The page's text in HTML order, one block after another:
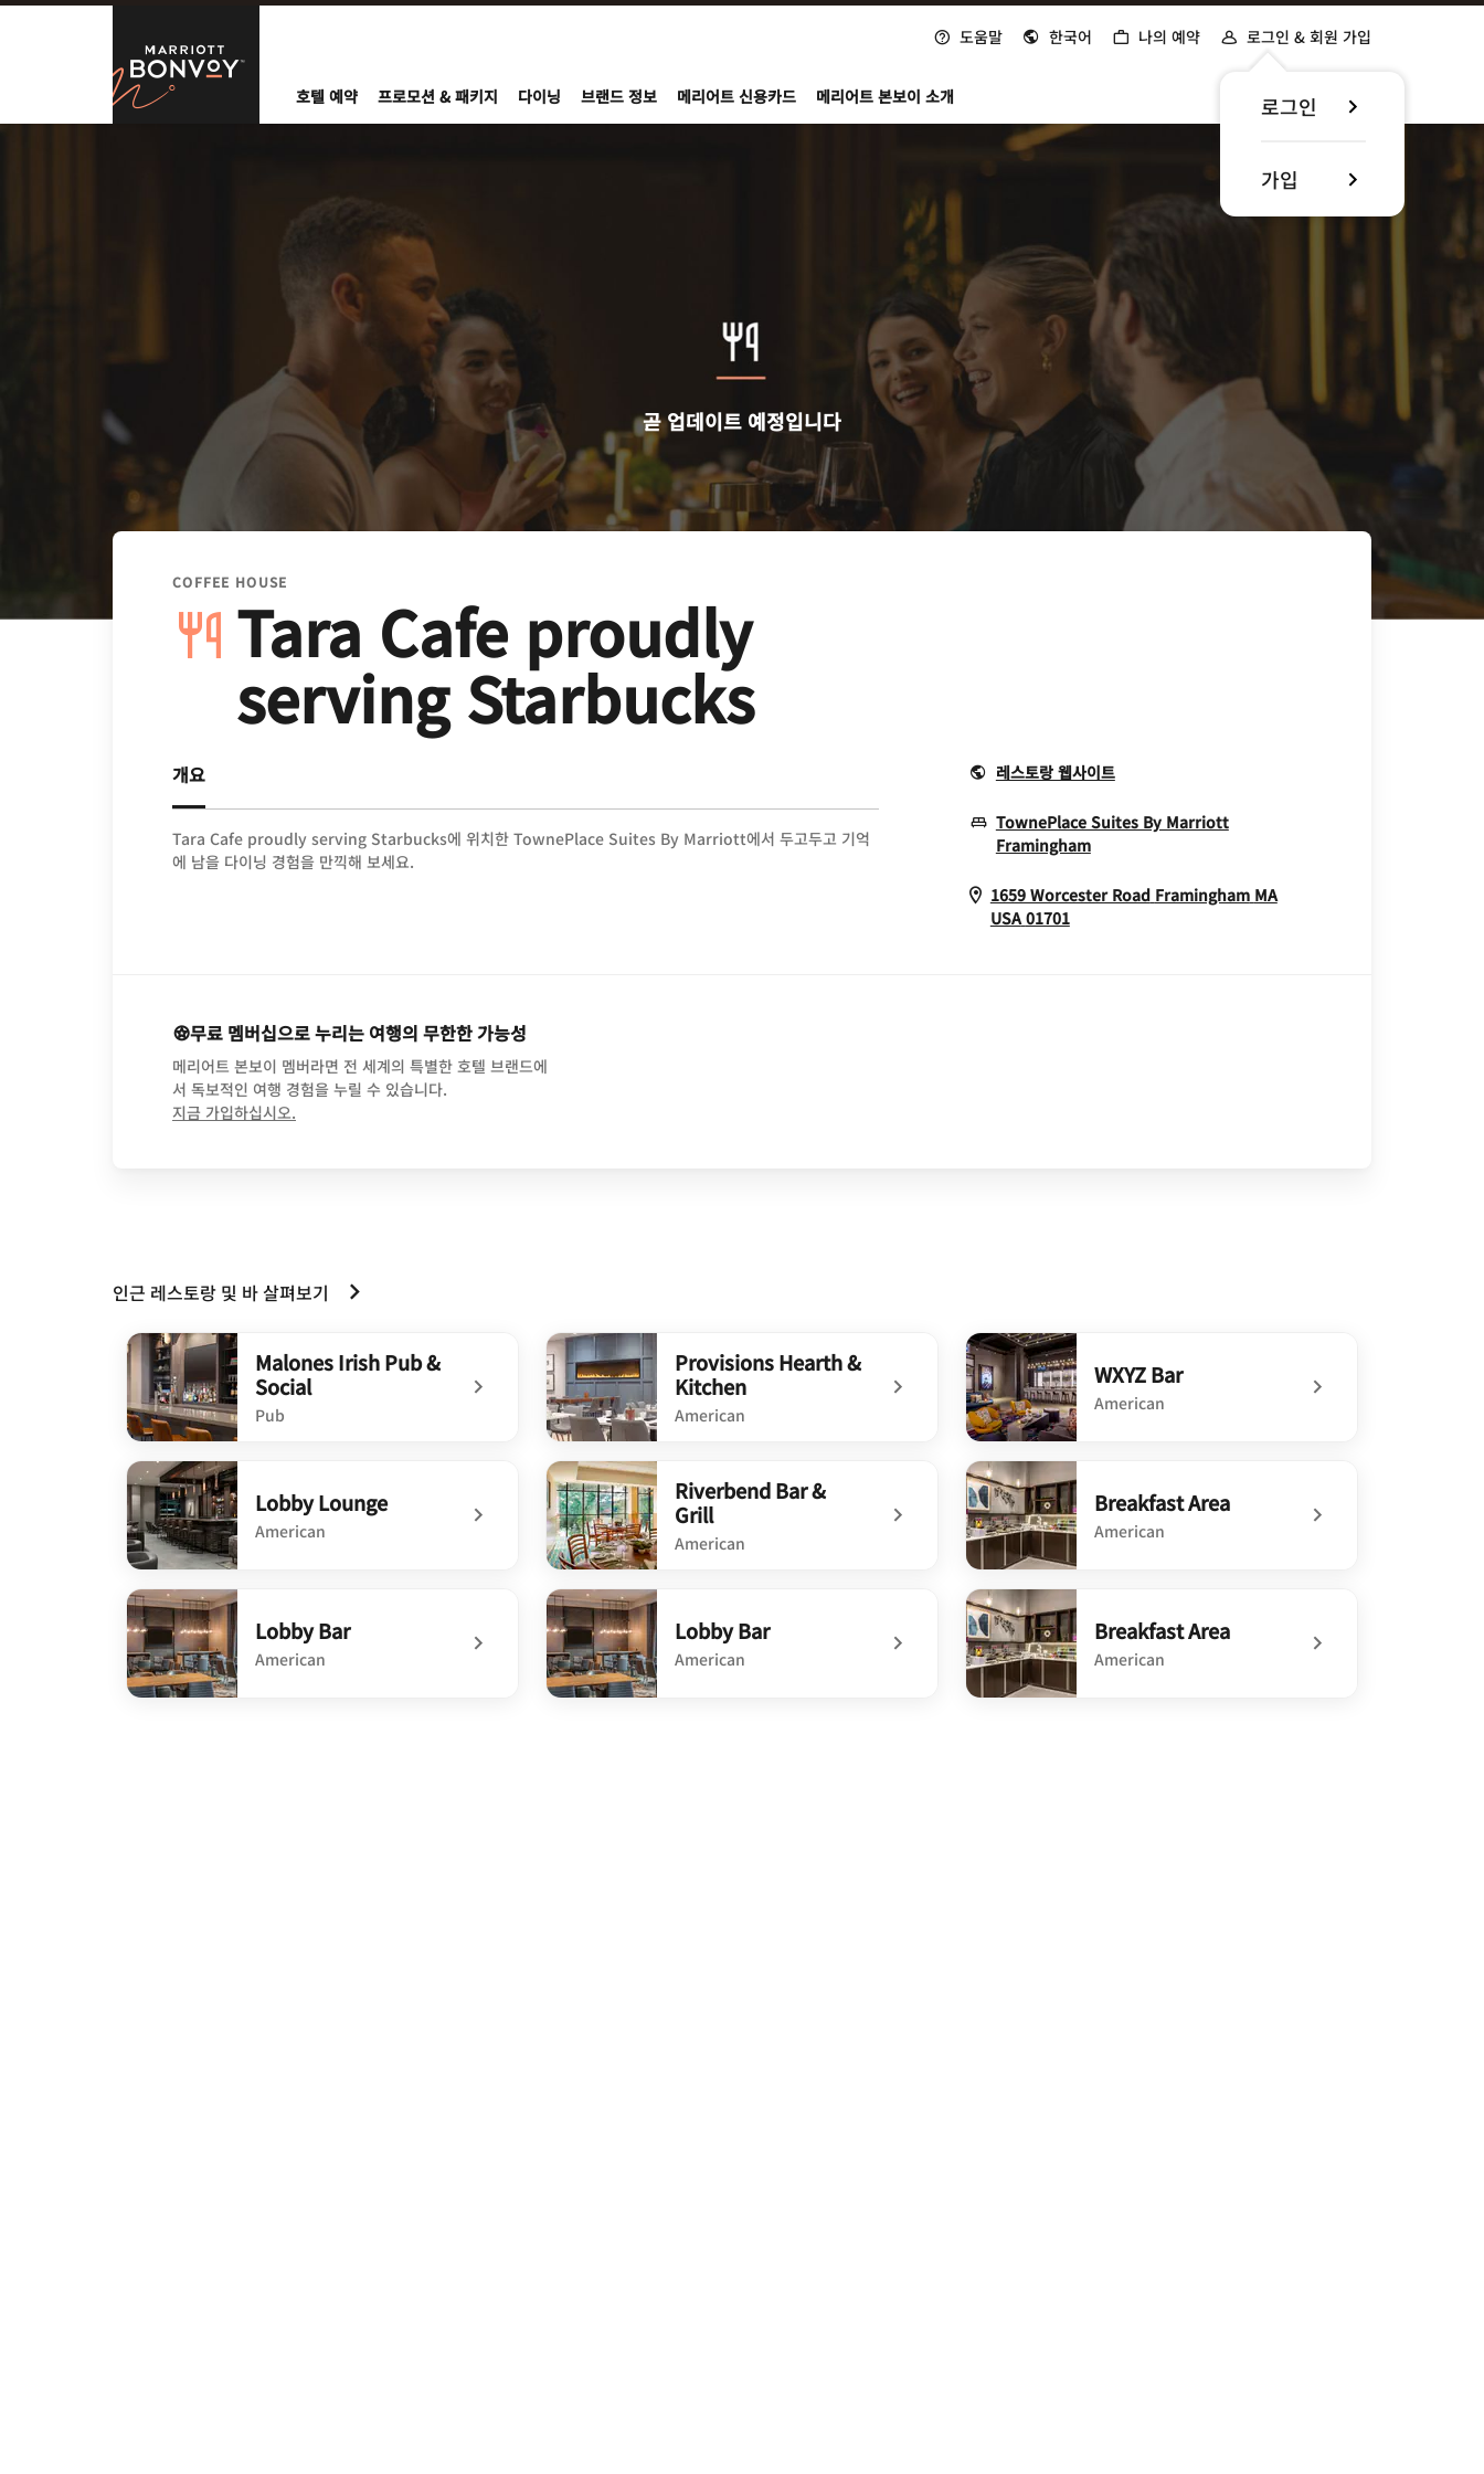
Skip to Content
Marriott Bonvoy
도움말 한국어 나의 예약 로그인 & 회원 가입
로그인
가입
호텔 예약 프로모션 & 패키지 다이닝 브랜드 정보 메리어트 신용카드 메리어트 본보이 소개
곧 업데이트 예정입니다
COFFEE HOUSE
Tara Cafe proudly
serving Starbucks
개요
Tara Cafe proudly serving Starbucks에 위치한 TownePlace Suites By Marriott에서 두고두고 기억
에 남을 다이닝 경험을 만끽해 보세요.
레스토랑 웹사이트Opens In New Window
TownePlace Suites By Marriott
FraminghamOpens In New Window
1659 Worcester Road Framingham MA
USA 01701Opens In New Window
무료 멤버십으로 누리는 여행의 무한한 가능성
메리어트 본보이 멤버라면 전 세계의 특별한 호텔 브랜드에
서 독보적인 여행 경험을 누릴 수 있습니다.
지금 가입하십시오.
인근 레스토랑 및 바 살펴보기
Malones Irish Pub &
Social
Pub
undefined Malones Irish Pub & Social
Provisions Hearth &
Kitchen
American
undefined Provisions Hearth & Kitchen
WXYZ Bar
American
undefined WXYZ Bar
Lobby Lounge
American
undefined Lobby Lounge
Riverbend Bar &
Grill
American
undefined Riverbend Bar & Grill
Breakfast Area
American
undefined Breakfast Area
Lobby Bar
American
Lobby Bar
American
Breakfast Area
American